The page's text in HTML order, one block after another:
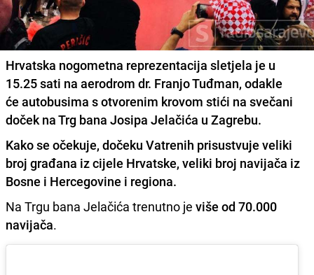
Hrvatska nogometna reprezentacija sletjela je u
15.25 sati na aerodrom dr. Franjo Tuđman, odakle
će autobusima s otvorenim krovom stići na svečani
doček na Trg bana Josipa Jelačića u Zagrebu.
Kako se očekuje, dočeku Vatrenih prisustvuje veliki
broj građana izcijele Hrvatske, veliki broj navijača iz
Bosne i Hercegovine i regiona.
Na Trgu bana Jelačića trenutno je više od 70.000
navijača.